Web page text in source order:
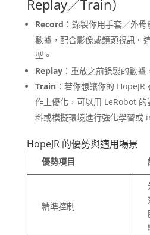
Replay／Train）
Record ：錄製你用手套／外
數據，配合影像或鏡頭視訊。
型。
Replay：重放之前錄製的數據
Train：若你想讓你的 HopeJR
作上優化，可以用 LeRobot
料或模擬環境進行強化學習
HopeJR 的優勢與適用場景
優勢項目
精準控制